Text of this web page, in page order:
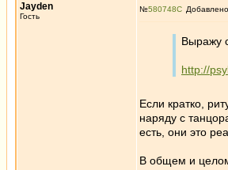
Jayden
Гость
№580748
Выражу
http://
Если кратко,
наряду с
есть, они это
В общем и